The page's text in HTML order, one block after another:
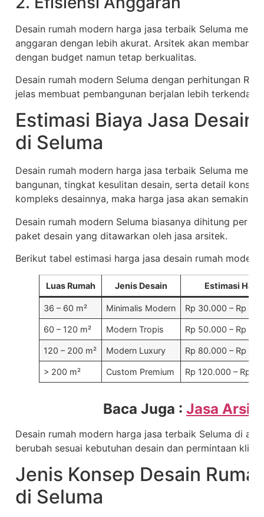
Desain rumah modern harga jasa terbaik Seluma
anggaran dengan lebih akurat. Arsitek akan membantu
dengan budget namun tetap berkualitas.
Desain rumah modern Seluma dengan perhitungan
jelas membuat pembangunan berjalan lebih terkendali.
Estimasi Biaya Jasa
di Seluma
Desain rumah modern harga jasa terbaik Seluma
bangunan, tingkat kesulitan desain, serta detail
kompleks desainnya, maka harga jasa akan semakin
Desain rumah modern Seluma biasanya dihitung per
paket desain yang ditawarkan oleh jasa arsitek.
Berikut tabel estimasi harga jasa desain rumah modern
Luas Rumah Jenis Desain Estimasi
36 – 60 m² Minimalis Modern Rp 30.000 – Rp
60 – 120 m² Modern Tropis Rp 50.000 – Rp
120 – 200 m² Modern Luxury Rp 80.000 – Rp
> 200 m² Custom Premium Rp 120.000 – Rp
Baca Juga : Jasa
Desain rumah modern harga jasa terbaik Seluma di
berubah sesuai kebutuhan desain dan permintaan klien.
Jenis Konsep Desain
di Seluma